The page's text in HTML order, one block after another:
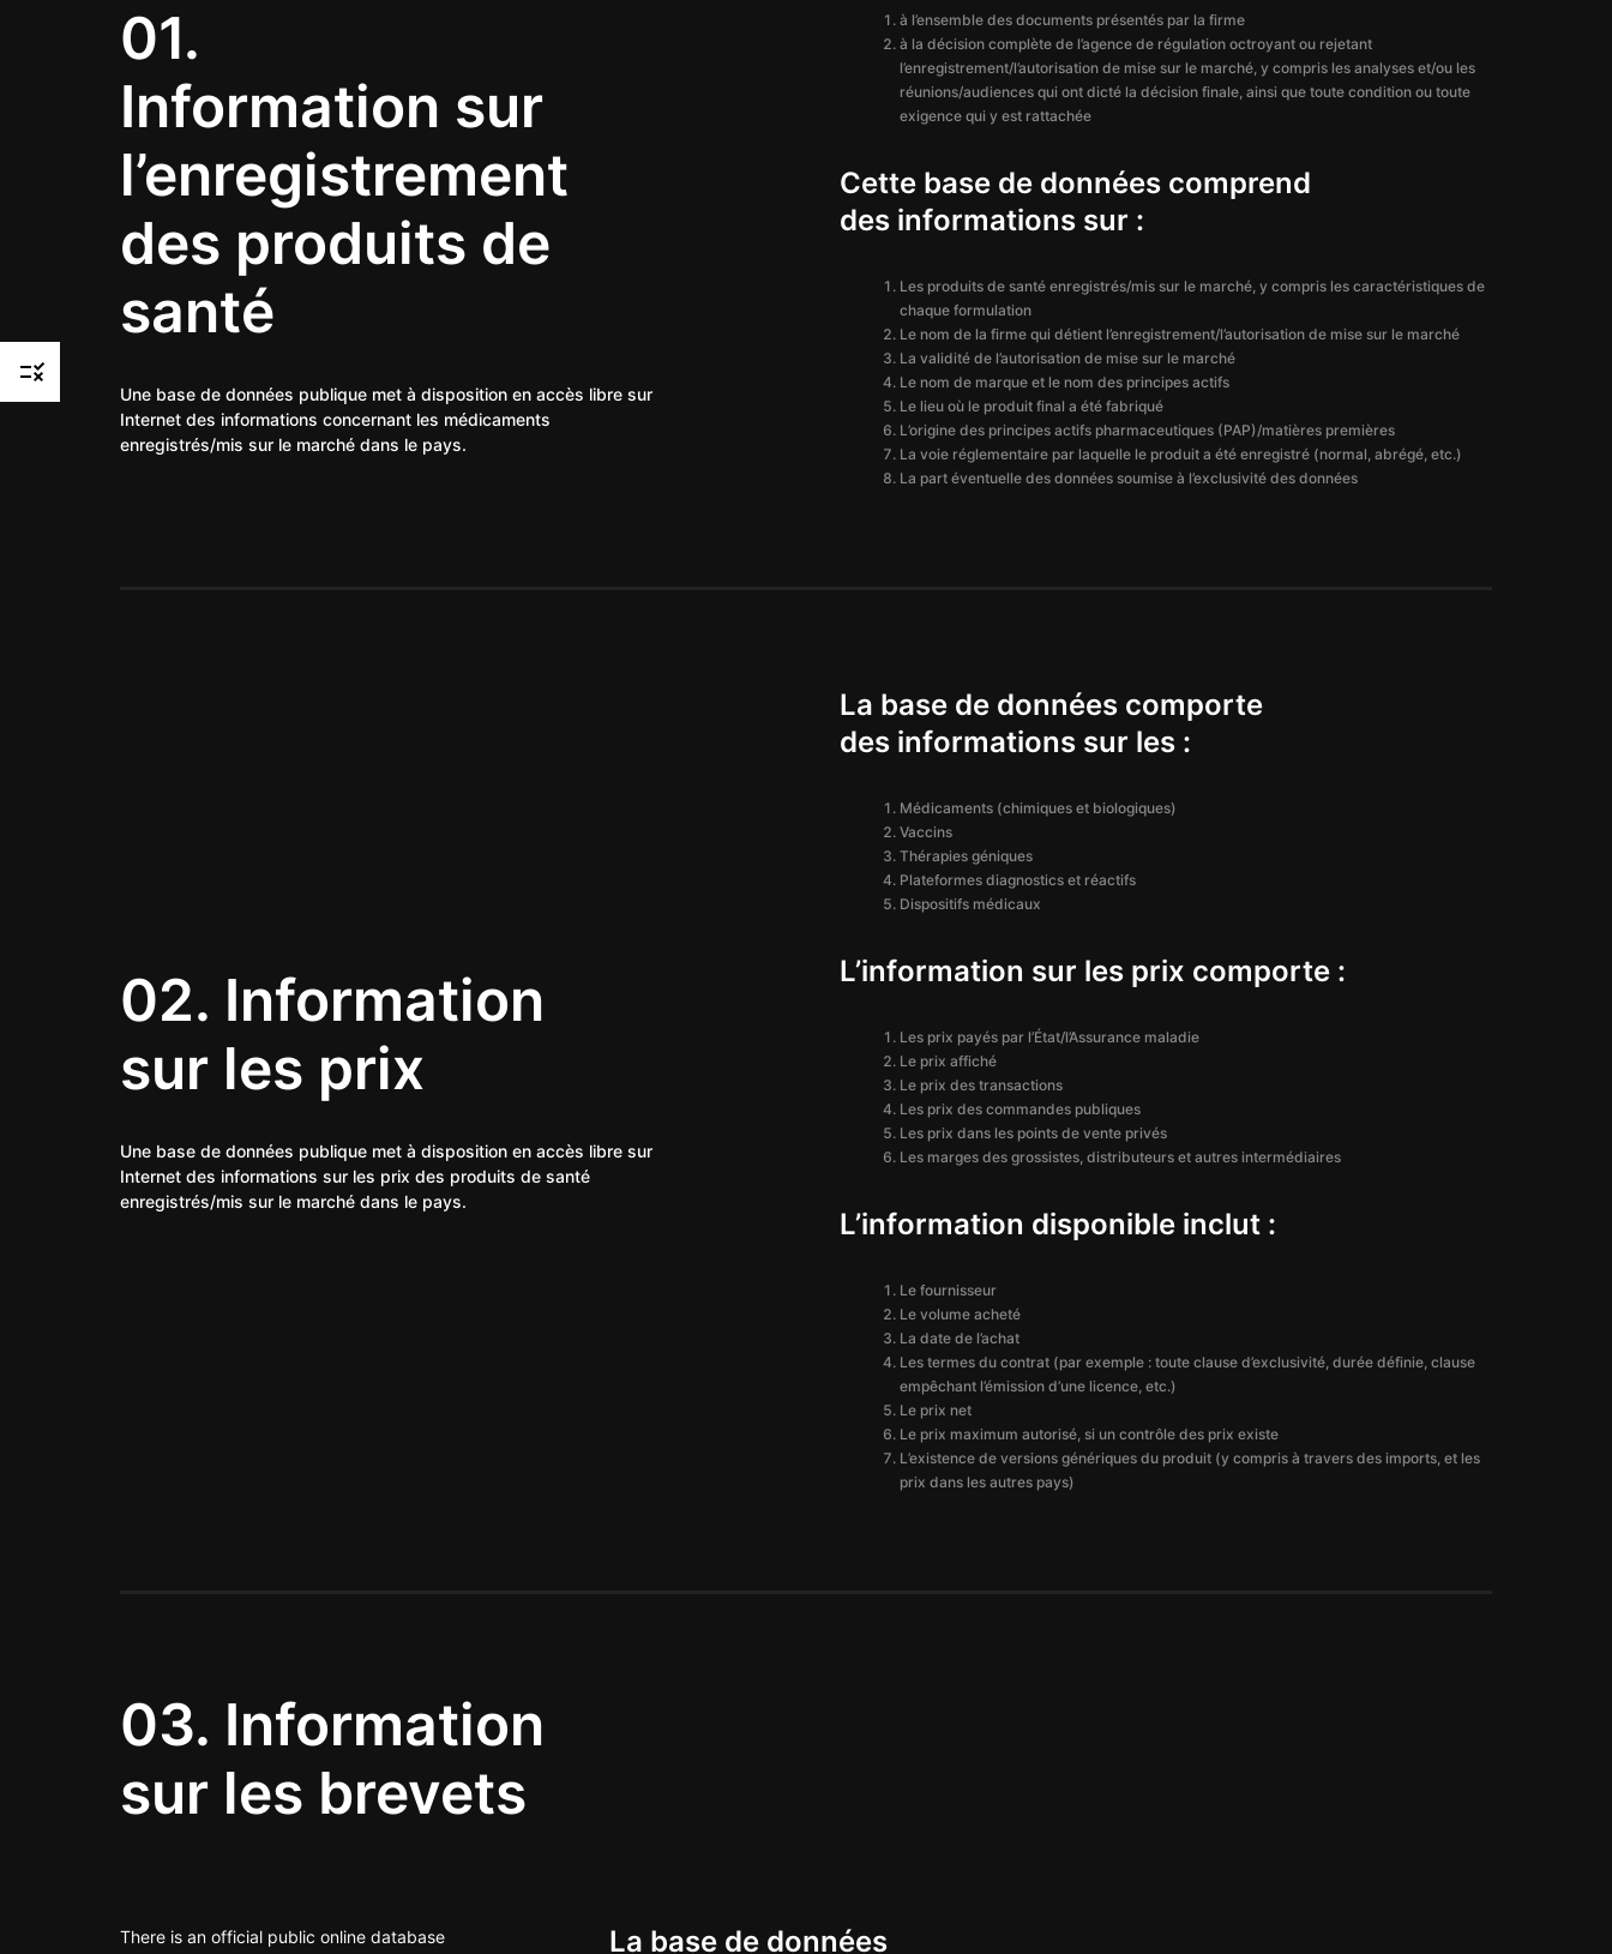
rule
01.
Information sur
l’enregistrement
des produits de
santé
Une base de données publique met à disposition en accès libre sur
Internet des informations concernant les médicaments
enregistrés/mis sur le marché dans le pays.
à l’ensemble des documents présentés par la firme
à la décision complète de l’agence de régulation octroyant ou rejetant
l’enregistrement/l’autorisation de mise sur le marché, y compris les analyses et/ou les
réunions/audiences qui ont dicté la décision finale, ainsi que toute condition ou toute
exigence qui y est rattachée
Cette base de données comprend
des informations sur :
Les produits de santé enregistrés/mis sur le marché, y compris les caractéristiques de
chaque formulation
Le nom de la firme qui détient l’enregistrement/l’autorisation de mise sur le marché
La validité de l’autorisation de mise sur le marché
Le nom de marque et le nom des principes actifs
Le lieu où le produit final a été fabriqué
L’origine des principes actifs pharmaceutiques (PAP)/matières premières
La voie réglementaire par laquelle le produit a été enregistré (normal, abrégé, etc.)
La part éventuelle des données soumise à l’exclusivité des données
02. Information
sur les prix
Une base de données publique met à disposition en accès libre sur
Internet des informations sur les prix des produits de santé
enregistrés/mis sur le marché dans le pays.
La base de données comporte
des informations sur les :
Médicaments (chimiques et biologiques)
Vaccins
Thérapies géniques
Plateformes diagnostics et réactifs
Dispositifs médicaux
L’information sur les prix comporte :
Les prix payés par l’État/l’Assurance maladie
Le prix affiché
Le prix des transactions
Les prix des commandes publiques
Les prix dans les points de vente privés
Les marges des grossistes, distributeurs et autres intermédiaires
L’information disponible inclut :
Le fournisseur
Le volume acheté
La date de l’achat
Les termes du contrat (par exemple : toute clause d’exclusivité, durée définie, clause
empêchant l’émission d’une licence, etc.)
Le prix net
Le prix maximum autorisé, si un contrôle des prix existe
L’existence de versions génériques du produit (y compris à travers des imports, et les
prix dans les autres pays)
03. Information
sur les brevets
There is an official public online database
La base de données